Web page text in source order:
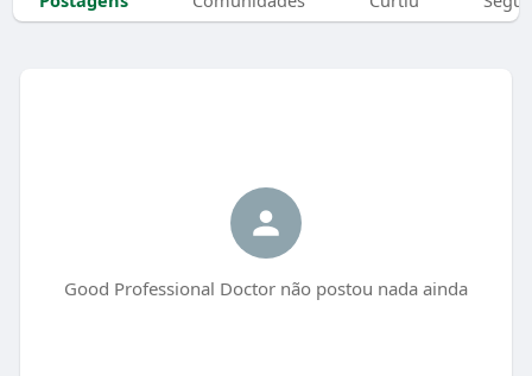
Good Professional Doctor não postou nada ainda